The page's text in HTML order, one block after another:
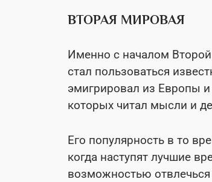
ВТОРАЯ МИРОВАЯ
Именно с началом
стал пользоваться
эмигрировал из Европы и
которых читал мысли и
Его популярность в то
когда наступят лучшие
возможностью отвлечься